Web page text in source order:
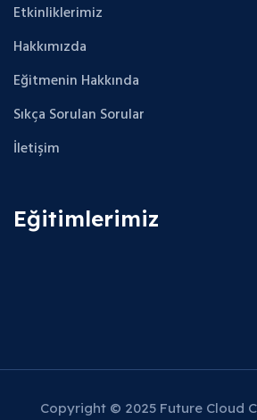
Etkinliklerimiz
Hakkımızda
Eğitmenin Hakkında
Sıkça Sorulan Sorular
İletişim
Eğitimlerimiz
Copyright © 2025 Future Cloud